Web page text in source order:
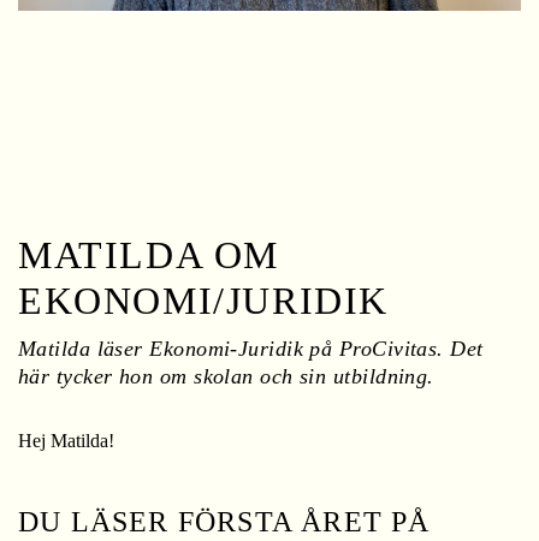
MATILDA OM
EKONOMI/JURIDIK
Matilda läser Ekonomi-Juridik på ProCivitas. Det
här tycker hon om skolan och sin utbildning.
Hej Matilda!
DU LÄSER FÖRSTA ÅRET PÅ